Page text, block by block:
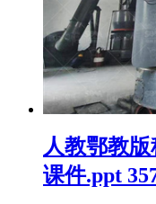
人教鄂教
课件.ppt